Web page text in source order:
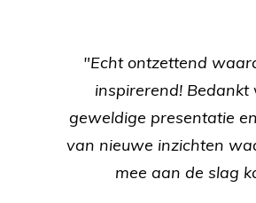
"Echt ontzettend
inspirerend! Bedankt
geweldige presentatie
van nieuwe inzichten
mee aan de slag